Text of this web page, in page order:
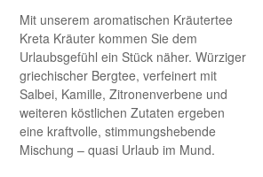
Mit unserem aromatischen Kräutertee
Kreta Kräuter kommen Sie dem
Urlaubsgefühl ein Stück näher. Würziger
griechischer Bergtee, verfeinert mit
Salbei, Kamille, Zitronenverbene und
weiteren köstlichen Zutaten ergeben
eine kraftvolle, stimmungshebende
Mischung – quasi Urlaub im Mund.